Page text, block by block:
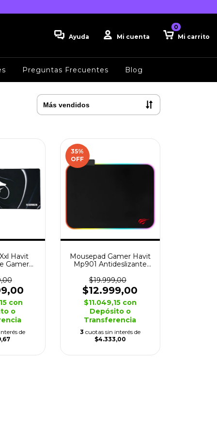
Ayuda Mi cuenta Mi carrito
0
Preguntas Frecuentes Blog
Havit
Gamer
con
o
de
35%
OFF
Mousepad Gamer Havit
Mp901 Antideslizante
$19.999,00
$12.999,00
$11.049,15 con
Depósito o
Transferencia
3 cuotas sin interés de
$4.333,00